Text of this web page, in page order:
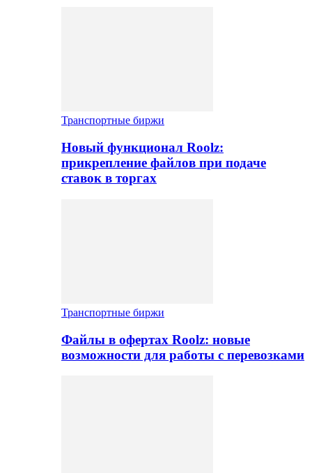
Транспортные биржи
Новый функционал Roolz:
прикрепление файлов при подаче
ставок в торгах
Транспортные биржи
Файлы в офертах Roolz: новые
возможности для работы с перевозками